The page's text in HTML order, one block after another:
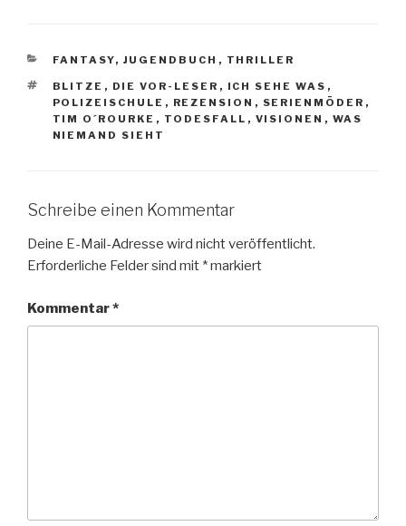
KATEGORIEN
FANTASY, JUGENDBUCH , THRILLER
SCHLAGWÖRTER
BLITZE , DIE VOR-LESER , ICH SEHE WAS ,
POLIZEISCHULE , REZENSION , SERIENMÖDER ,
TIM O´ROURKE , TODESFALL , VISIONEN , WAS
NIEMAND SIEHT
Schreibe einen Kommentar
Deine E-Mail-Adresse wird nicht veröffentlicht.
Erforderliche Felder sind mit *markiert
Kommentar*